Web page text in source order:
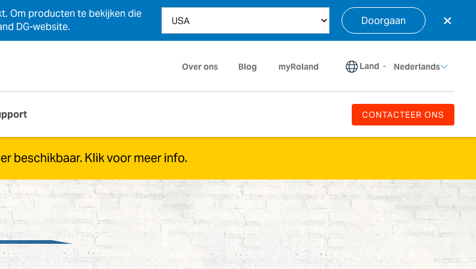
Om producten te bekijken die
DG-website.
Doorgaan ×
Over ons Blog myRoland Land - Nederlands
CONTACTEER ONS
beschikbaar. Klik voor meer info.
BN-20 niet langer geproduceerd.
een breed scala aan upgrades en extra functies die zijn
hieronder voor meer informatie.